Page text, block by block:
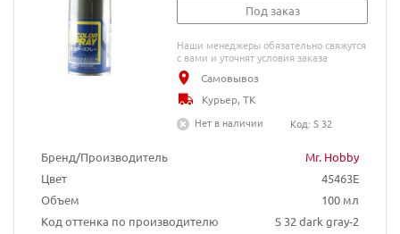
Бренд/Производитель
Mr. Hobby
Цвет
45463E
Объем
100 мл
Код оттенка по производителю
S 32 dark gray-2
Под заказ
Наши менеджеры обязательно свяжутся
с вами и уточнят условия заказа
Самовывоз
Курьер, ТК
Нет в наличии
Код: S 32